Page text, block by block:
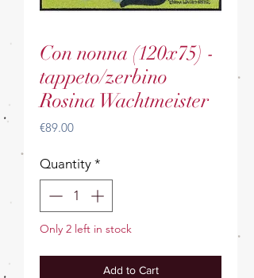
Con nonna (120x75) -
tappeto/zerbino
Rosina Wachtmeister
€89.00Price
Quantity *
Only 2 left in stock
Add to Cart